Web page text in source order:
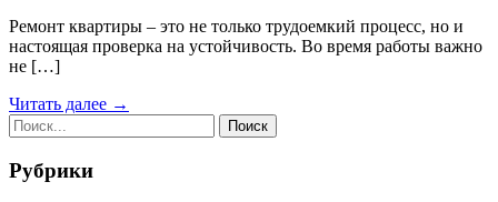
Ремонт квартиры – это не только трудоемкий процесс, но и
настоящая проверка на устойчивость. Во время работы важно
не […]
Читать далее →
Рубрики